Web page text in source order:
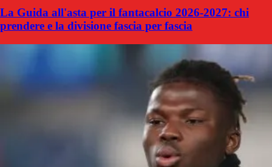
La Guida all'asta per il fantacalcio 2026-2027: chi
prendere e la divisione fascia per fascia